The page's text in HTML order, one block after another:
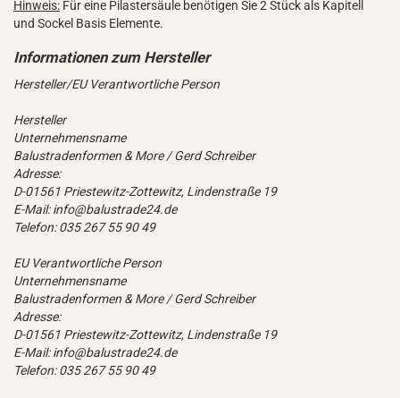
Hinweis: Für eine Pilastersäule benötigen Sie 2 Stück als Kapitell
und Sockel Basis Elemente.
Hersteller/EU Verantwortliche Person
Hersteller
Unternehmensname
Balustradenformen & More / Gerd Schreiber
Adresse:
D-01561 Priestewitz-Zottewitz, Lindenstraße 19
E-Mail: info@balustrade24.de
Telefon: 035 267 55 90 49
EU Verantwortliche Person
Unternehmensname
Balustradenformen & More / Gerd Schreiber
Adresse:
D-01561 Priestewitz-Zottewitz, Lindenstraße 19
E-Mail: info@balustrade24.de
Telefon: 035 267 55 90 49